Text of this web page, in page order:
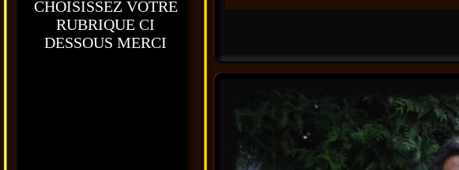
CHOISISSEZ VOTRE
RUBRIQUE CI
DESSOUS MERCI